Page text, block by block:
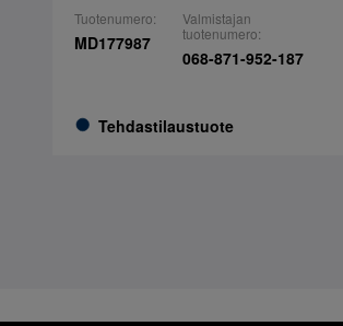
Tuotenumero:
MD177987
Tehdastilaustuote
Valmistajan
tuotenumero:
068-871-952-187